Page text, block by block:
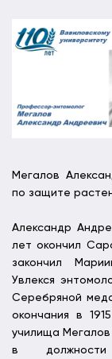
Мегалов
по защите
Александр
лет окончил
закончил
Увлекся
Серебряной
окончания в
училища
в должности